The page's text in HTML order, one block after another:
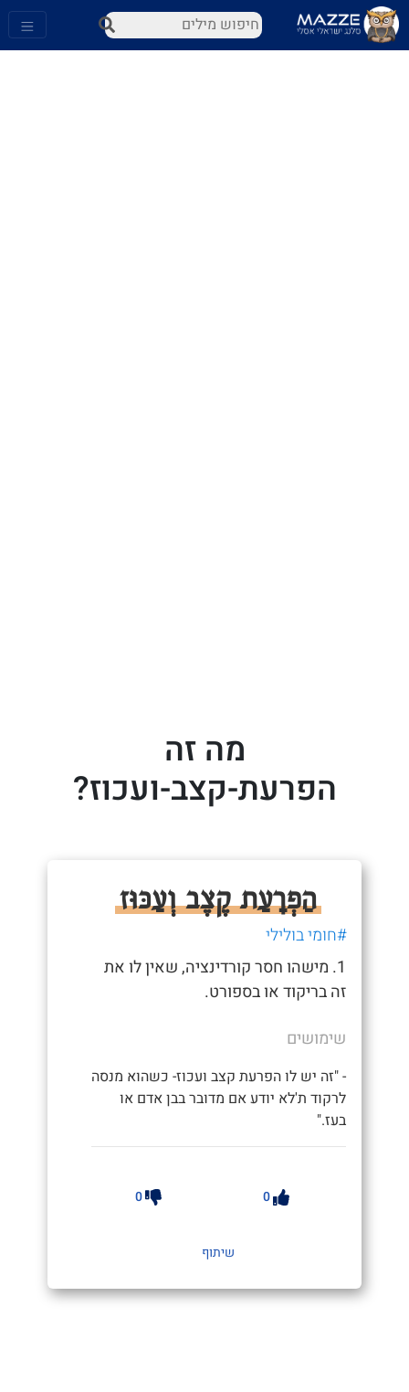
מה זה
הפרעת-קצב-ועכוז?
הַפְרָעַת קֶצֶב וְעַכּוּז
#חומי בולילי
1. מישהו חסר קורדינציה, שאין לו את
זה בריקוד או בספורט.
שימושים
- "זה יש לו הפרעת קצב ועכוז- כשהוא מנסה
לרקוד ת'לא יודע אם מדובר בבן אדם או
בעז."
0
0
שיתוף